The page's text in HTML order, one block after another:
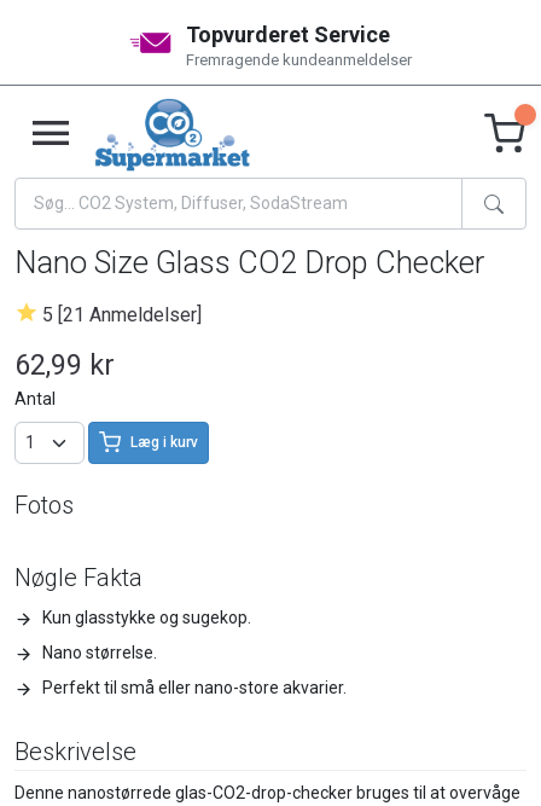
Topvurderet Service
Fremragende kundeanmeldelser
Nano Size Glass CO2 Drop Checker
5 [21 Anmeldelser]
62,99 kr
Antal
Læg i kurv
Nøgle Fakta
Kun glasstykke og sugekop.
Nano størrelse.
Perfekt til små eller nano-store akvarier.
Beskrivelse
Denne nanostørrede glas-CO2-drop-checker bruges til at overvåge
Fotos